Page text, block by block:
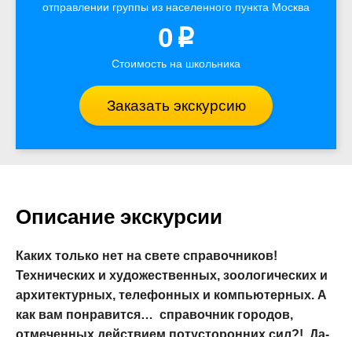
отправлении группы из населенного пункта Москва
0 p
Стоимость на школьника
Заказать экскурсию
Описание экскурсии
Каких только нет на свете справочников!
Технических и художественных, зоологических и
архитектурных, телефонных и компьютерных. А
как вам понравится… справочник городов,
отмеченных действием потусторонних сил?! Да-